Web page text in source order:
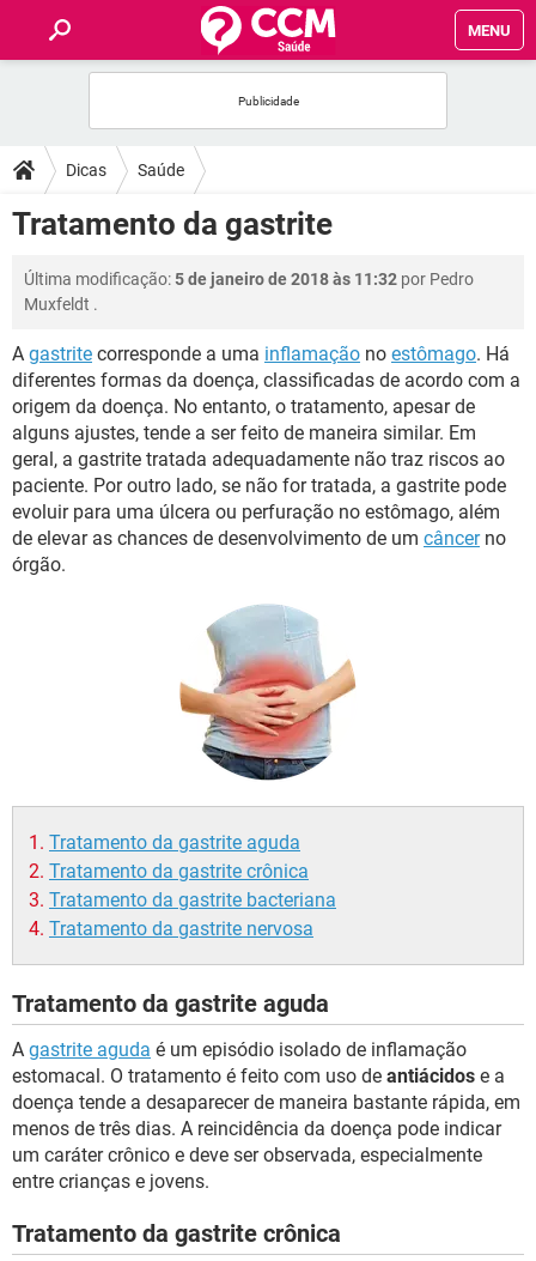
MENU
FÓRUM
SAÚDE
FAMÍLIA
BEM-ESTAR
SEXUALIDADE
GLOSSÁRIO
Dicas Saúde
Tratamento da gastrite
Última modificação:5 de janeiro de 2018 às 11:32 por Pedro
Muxfeldt .
A gastrite corresponde a uma inflamação no estômago. Há
diferentes formas da doença, classificadas de acordo com a
origem da doença. No entanto, o tratamento, apesar de
alguns ajustes, tende a ser feito de maneira similar. Em
geral, a gastrite tratada adequadamente não traz riscos ao
paciente. Por outro lado, se não for tratada, a gastrite pode
evoluir para uma úlcera ou perfuração no estômago, além
de elevar as chances de desenvolvimento de um câncerno
órgão.
Tratamento da gastrite aguda
Tratamento da gastrite crônica
Tratamento da gastrite bacteriana
Tratamento da gastrite nervosa
Tratamento da gastrite aguda
A gastrite aguda é um episódio isolado de inflamação
estomacal. O tratamento é feito com uso de antiácidos e a
doença tende a desaparecer de maneira bastante rápida, em
menos de três dias. A reincidência da doença pode indicar
um caráter crônico e deve ser observada, especialmente
entre crianças e jovens.
Tratamento da gastrite crônica